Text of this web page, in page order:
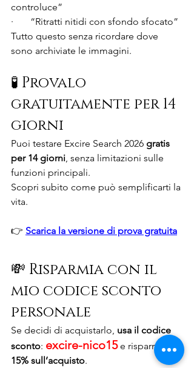
controluce”
·       “Ritratti nitidi con sfondo sfocato”
Tutto questo senza ricordare dove
sono archiviate le immagini.
🧪 Provalo
gratuitamente per 14
giorni
Puoi testare Excire Search 2026 gratis
per 14 giorni , senza limitazioni sulle
funzioni principali.
Scopri subito come può semplificarti la
vita.
👉 Scarica la versione di prova gratuita
💸 Risparmia con il
mio codice sconto
personale
Se decidi di acquistarlo, usa il codice
sconto: excire-nico15 e risparmia il
15% sull’acquisto.